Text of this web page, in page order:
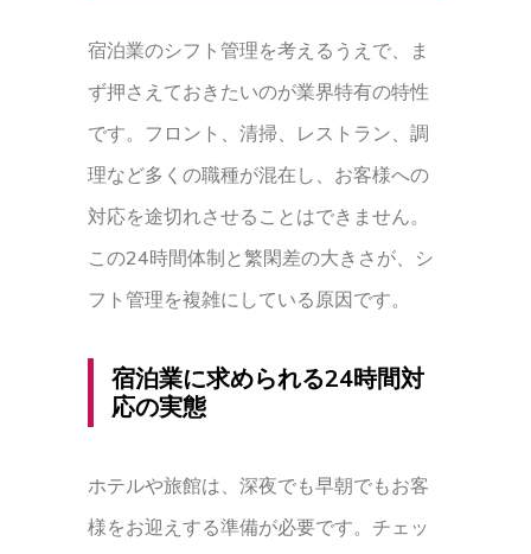
宿泊業のシフト管理を考えるうえで、ま
ず押さえておきたいのが業界特有の特性
です。フロント、清掃、レストラン、調
理など多くの職種が混在し、お客様への
対応を途切れさせることはできません。
この24時間体制と繁閑差の大きさが、シ
フト管理を複雑にしている原因です。
宿泊業に求められる24時間対
応の実態
ホテルや旅館は、深夜でも早朝でもお客
様をお迎えする準備が必要です。チェッ